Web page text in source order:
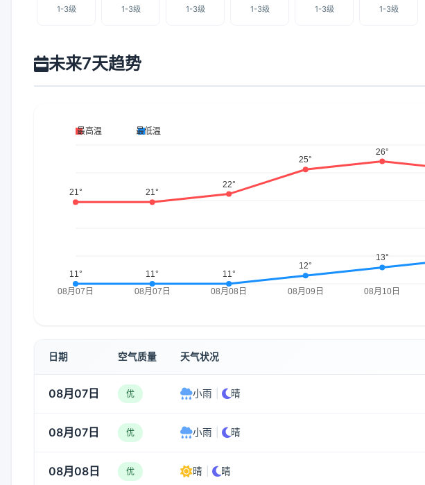
1-3级 1-3级 1-3级 1-3级 1-3级 1-3级
未来7天趋势
日期 空气质量 天气状况
08月07日 优 小雨 晴
08月07日 优 小雨 晴
08月08日 优 晴 晴